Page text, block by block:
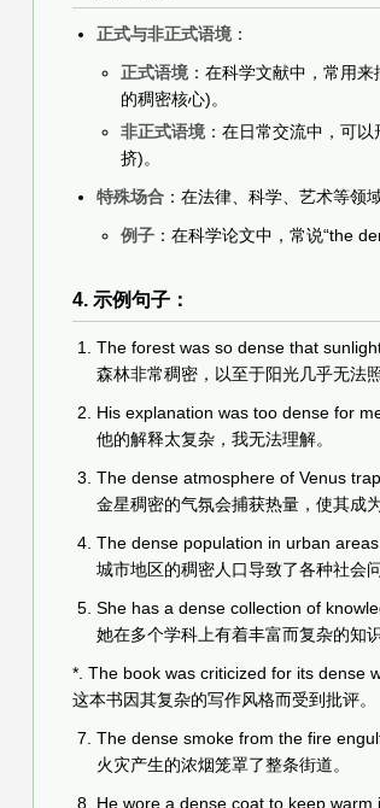
正式与非正式语境 ：
正式语境 ：在科学文献中，常用
的稠密核心)。
非正式语境 ：在日常交流中，可
挤)。
特殊场合 ：在法律、科学、艺术等领
例子 ：在科学论文中，常说“the
4. 示例句子：
The forest was so dense that
森林非常稠密，以至于阳光几乎无法
His explanation was too dense for
他的解释太复杂，我无法理解。
The dense atmosphere of Venus
金星稠密的气氛会捕获热量，使其成
The dense population in urban
城市地区的稠密人口导致了各种社会问
She has a dense collection of
她在多个学科上有着丰富而复杂的知识
*. The book was criticized for its dense
这本书因其复杂的写作风格而受到批评。
The dense smoke from the fire
火灾产生的浓烟笼罩了整条街道。
He wore a dense coat to keep warm